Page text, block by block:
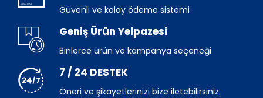
Güvenli ve kolay ödeme sistemi
Geniş Ürün Yelpazesi
Binlerce ürün ve kampanya seçeneği
7 / 24 DESTEK
Öneri ve şikayetlerinizi bize iletebilirsiniz.